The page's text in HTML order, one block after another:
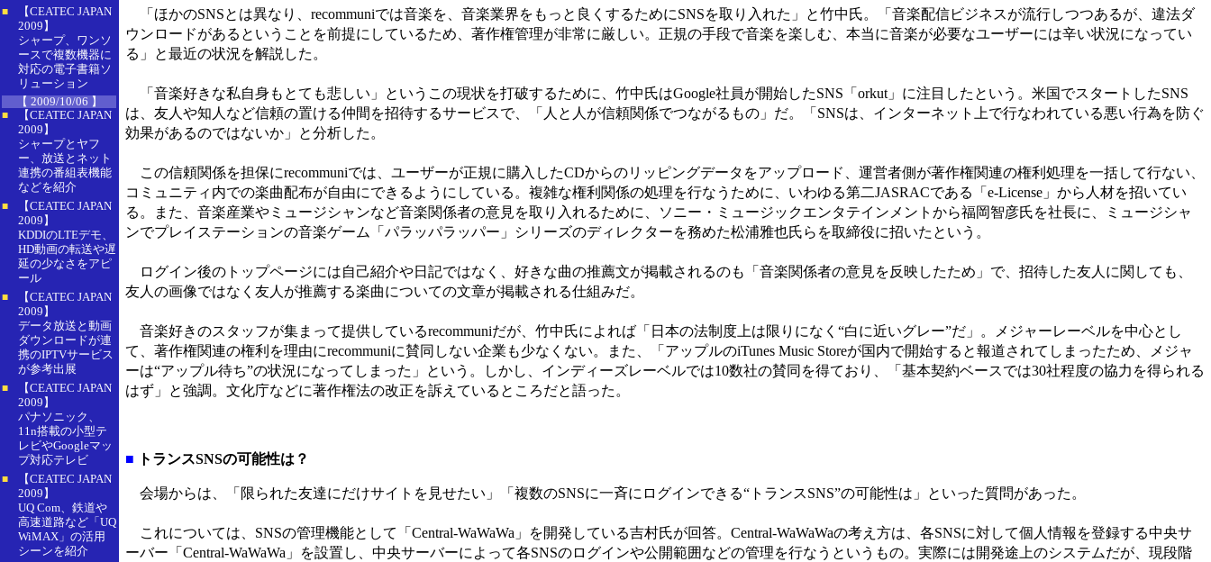
■
【CEATEC JAPAN
2009】
シャープ、ワンソ
ースで複数機器に
対応の電子書籍ソ
リューション
【 2009/10/06 】
■
【CEATEC JAPAN
2009】
シャープとヤフ
ー、放送とネット
連携の番組表機能
などを紹介
■
【CEATEC JAPAN
2009】
KDDIのLTEデモ、
HD動画の転送や遅
延の少なさをアピ
ール
■
【CEATEC JAPAN
2009】
データ放送と動画
ダウンロードが連
携のIPTVサービス
が参考出展
■
【CEATEC JAPAN
2009】
パナソニック、
11n搭載の小型テ
レビやGoogleマッ
プ対応テレビ
■
【CEATEC JAPAN
2009】
UQ Com、鉄道や
高速道路など「UQ
WiMAX」の活用
シーンを紹介
「ほかのSNSとは異なり、recommuniでは音楽を、音楽業界をもっと良くするためにSNSを取り入れた」と竹中氏。「音楽配信ビジネスが流行しつつあるが、違法ダ
ウンロードがあるということを前提にしているため、著作権管理が非常に厳しい。正規の手段で音楽を楽しむ、本当に音楽が必要なユーザーには辛い状況になってい
る」と最近の状況を解説した。
「音楽好きな私自身もとても悲しい」というこの現状を打破するために、竹中氏はGoogle社員が開始したSNS「orkut」に注目したという。米国でスタートしたSNS
は、友人や知人など信頼の置ける仲間を招待するサービスで、「人と人が信頼関係でつながるもの」だ。「SNSは、インターネット上で行なわれている悪い行為を防ぐ
効果があるのではないか」と分析した。
この信頼関係を担保にrecommuniでは、ユーザーが正規に購入したCDからのリッピングデータをアップロード、運営者側が著作権関連の権利処理を一括して行ない、
コミュニティ内での楽曲配布が自由にできるようにしている。複雑な権利関係の処理を行なうために、いわゆる第二JASRACである「e-License」から人材を招いてい
る。また、音楽産業やミュージシャンなど音楽関係者の意見を取り入れるために、ソニー・ミュージックエンタテインメントから福岡智彦氏を社長に、ミュージシャ
ンでプレイステーションの音楽ゲーム「パラッパラッパー」シリーズのディレクターを務めた松浦雅也氏らを取締役に招いたという。
ログイン後のトップページには自己紹介や日記ではなく、好きな曲の推薦文が掲載されるのも「音楽関係者の意見を反映したため」で、招待した友人に関しても、
友人の画像ではなく友人が推薦する楽曲についての文章が掲載される仕組みだ。
音楽好きのスタッフが集まって提供しているrecommuniだが、竹中氏によれば「日本の法制度上は限りになく“白に近いグレー”だ」。メジャーレーベルを中心とし
て、著作権関連の権利を理由にrecommuniに賛同しない企業も少なくない。また、「アップルのiTunes Music Storeが国内で開始すると報道されてしまったため、メジャ
ーは“アップル待ち”の状況になってしまった」という。しかし、インディーズレーベルでは10数社の賛同を得ており、「基本契約ベースでは30社程度の協力を得られる
はず」と強調。文化庁などに著作権法の改正を訴えているところだと語った。
■ トランスSNSの可能性は？
会場からは、「限られた友達にだけサイトを見せたい」「複数のSNSに一斉にログインできる“トランスSNS”の可能性は」といった質問があった。
これについては、SNSの管理機能として「Central-WaWaWa」を開発している吉村氏が回答。Central-WaWaWaの考え方は、各SNSに対して個人情報を登録する中央サ
ーバー「Central-WaWaWa」を設置し、中央サーバーによって各SNSのログインや公開範囲などの管理を行なうというもの。実際には開発途上のシステムだが、現段階